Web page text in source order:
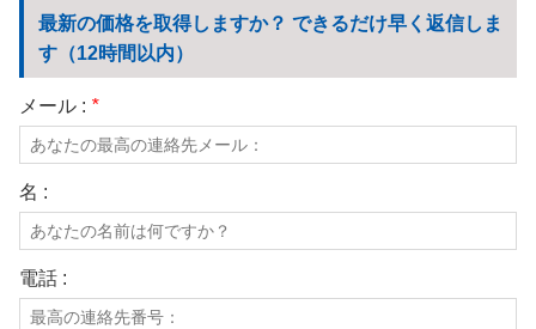
最新の価格を取得しますか？ できるだけ早く返信しま
す（12時間以内）
メール : *
名 :
電話 :